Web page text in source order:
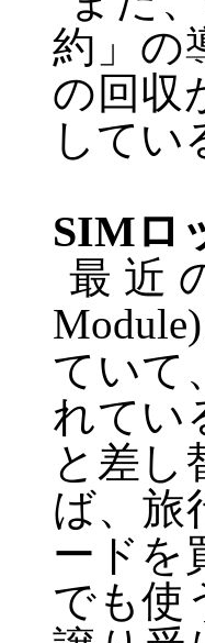
約」の
の回収
してい
SIMロ
最近
Module)
ていて
れてい
と差し
ば、旅
ードを
でも使